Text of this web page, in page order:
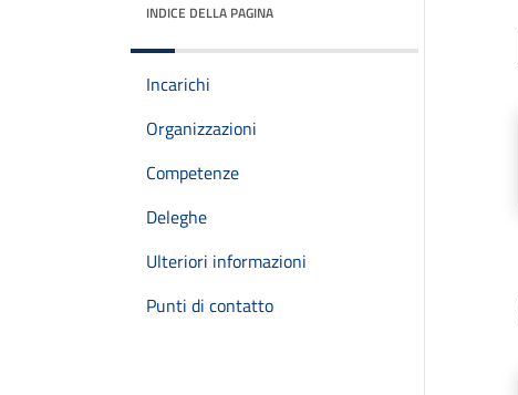
INDICE DELLA PAGINA
Incarichi
Organizzazioni
Competenze
Deleghe
Ulteriori informazioni
Punti di contatto